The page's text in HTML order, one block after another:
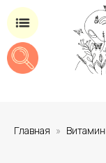
Главная